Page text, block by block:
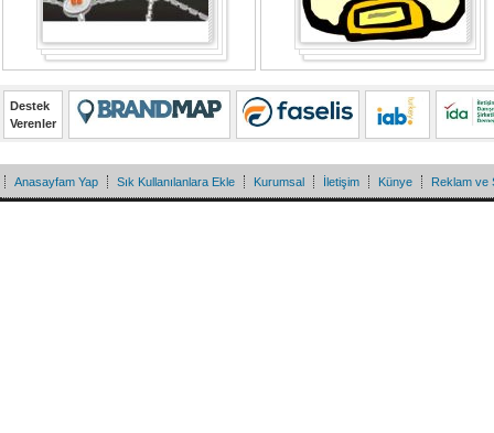
Destek
Verenler
Anasayfam Yap Sık Kullanılanlara Ekle Kurumsal İletişim Künye Reklam ve